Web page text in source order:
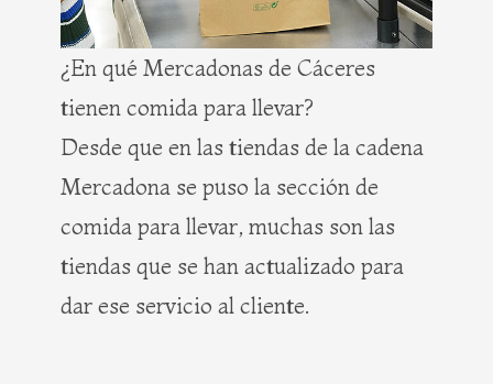
¿En qué Mercadonas de Cáceres
tienen comida para llevar?
Desde que en las tiendas de la cadena
Mercadona se puso la sección de
comida para llevar, muchas son las
tiendas que se han actualizado para
dar ese servicio al cliente.